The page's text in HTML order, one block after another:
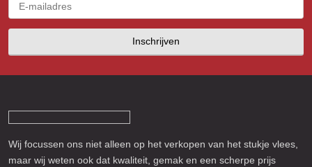
Inschrijven
Wij focussen ons niet alleen op het verkopen van het stukje vlees,
maar wij weten ook dat kwaliteit, gemak en een scherpe prijs